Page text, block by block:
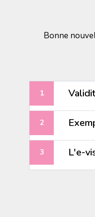
Bonne
L'e-